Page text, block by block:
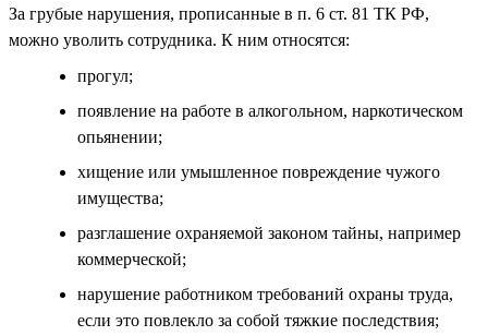
За грубые нарушения, прописанные в п. 6 ст. 81 ТК РФ,
можно уволить сотрудника. К ним относятся:
прогул;
появление на работе в алкогольном, наркотическом
опьянении;
хищение или умышленное повреждение чужого
имущества;
разглашение охраняемой законом тайны, например
коммерческой;
нарушение работником требований охраны труда,
если это повлекло за собой тяжкие последствия;